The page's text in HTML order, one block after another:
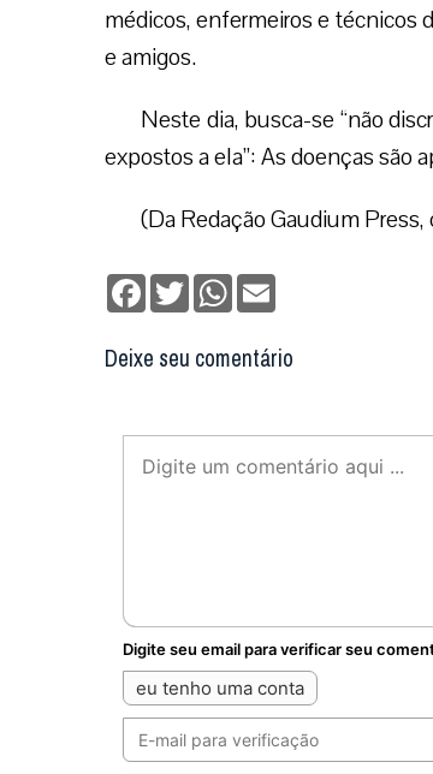
médicos, enfermeiros e técnicos
e amigos.
Neste dia, busca-se “não
expostos a ela”: As doenças são
(Da Redação Gaudium
Facebook
TwitterWhatsApp
Deixe seu comentário
Digite seu email para verificar seu
eu tenho uma conta